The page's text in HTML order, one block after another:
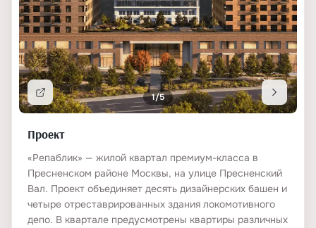
КЛАДОВЫЕ И КОММЕРЦИЯ
КладовыеСкидки до 18% на квартиры в ЖК «Репаблик» До
Ритейлесть
Офисыесть
ПЛОЩАДИ
Площадь объектовот 27 до 224
Проект
«Репаблик» — жилой квартал премиум-класса в
Пресненском районе Москвы, на улице Пресненский
Вал. Проект объединяет десять дизайнерских башен и
четыре отреставрированных здания локомотивного
депо. В квартале предусмотрены квартиры различных
Подробнее 1/5